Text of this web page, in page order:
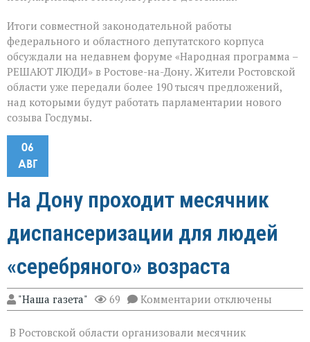
Итоги совместной законодательной работы
федерального и областного депутатского корпуса
обсуждали на недавнем форуме «Народная программа –
РЕШАЮТ ЛЮДИ» в Ростове-на-Дону. Жители Ростовской
области уже передали более 190 тысяч предложений,
над которыми будут работать парламентарии нового
созыва Госдумы.
06
АВГ
На Дону проходит месячник
диспансеризации для людей
«серебряного» возраста
"Наша газета" 69 Комментарии к
записи
Дону
отключены
В Ростовской области организовали месячник